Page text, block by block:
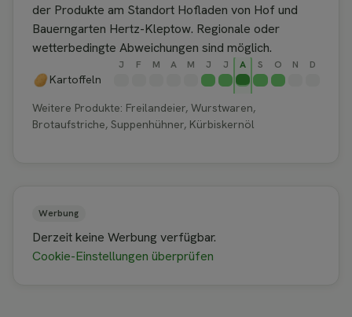
der Produkte am Standort Hofladen von Hof und
Bauerngarten Hertz-Kleptow. Regionale oder
wetterbedingte Abweichungen sind möglich.
J F M A M J J A S O N D
Kartoffeln
Weitere Produkte: Freilandeier, Wurstwaren,
Brotaufstriche, Suppenhühner, Kürbiskernöl
Werbung
Derzeit keine Werbung verfügbar.
Cookie-Einstellungen überprüfen